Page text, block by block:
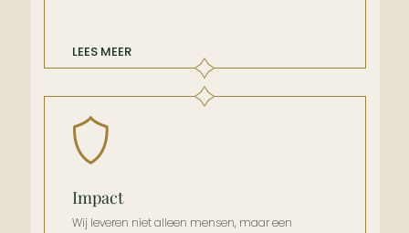
LEES MEER
Impact
Wij leveren niet alleen mensen, maar een